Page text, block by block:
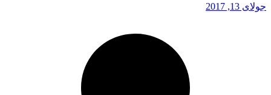
جولای 13, 2017